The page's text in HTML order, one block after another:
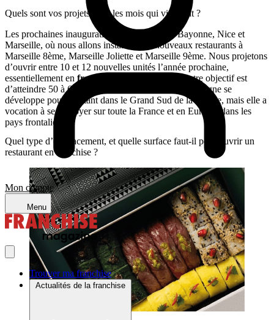
Mon compte
Menu
Trouver ma franchise
Actualités de la franchise
Quels sont vos projets pour les mois qui viennent ?
Les prochaines inaugurations sont prévues à Bayonne, Nice et
Marseille, où nous allons installer trois nouveaux restaurants à
Marseille 8ème, Marseille Joliette et Marseille 9ème. Nous projetons
d’ouvrir entre 10 et 12 nouvelles unités l’année prochaine,
essentiellement en franchise
. A moyen terme, notre objectif est
d’atteindre 50 à 60 restaurants sous trois ans. L’enseigne se
développe pour l’instant dans le Grand Sud de la France, mais elle a
vocation à se déployer sur toute la France et en Europe, dans les
pays frontaliers.
Quel type d’emplacement, et quelle surface faut-il pour ouvrir un
restaurant en franchise ?